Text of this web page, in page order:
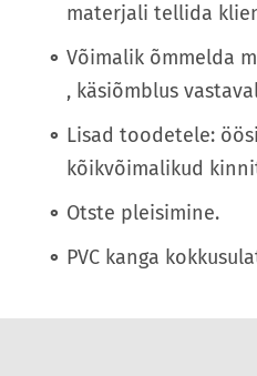
materjali tellida
Võimalik õmmelda
, käsiõmblus
Lisad toodetele:
kõikvõimalikud
Otste pleisimine.
PVC kanga